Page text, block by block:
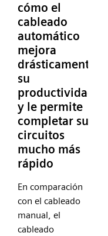
cómo el
cableado
automático
mejora
drásticamente
su
productividad
y le permite
completar sus
circuitos
mucho más
rápido
En comparación
con el cableado
manual, el
cableado